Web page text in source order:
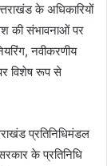
के अधिकारियों
की संभावनाओं पर
नवीकरणीय
पर विशेष रूप से
प्रतिनिधिमंडल
के प्रतिनिधि